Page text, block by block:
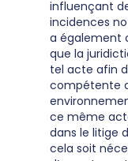
influençant
incidences
a également
que la
tel acte afin
compétente
ce même
dans le litige
cela soit